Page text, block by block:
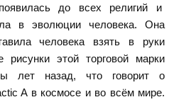
до всех религий и
в эволюции человека. Она
человека взять в руки
рисунки этой торговой марки
лет назад, что говорит о
A в космосе и во всём мире.